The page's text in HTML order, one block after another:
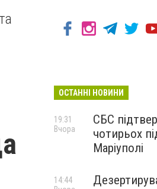
ОСТАННІ НОВИНИ
СБС
чотирьох
Маріуполі
19:31
Вчора
14:44